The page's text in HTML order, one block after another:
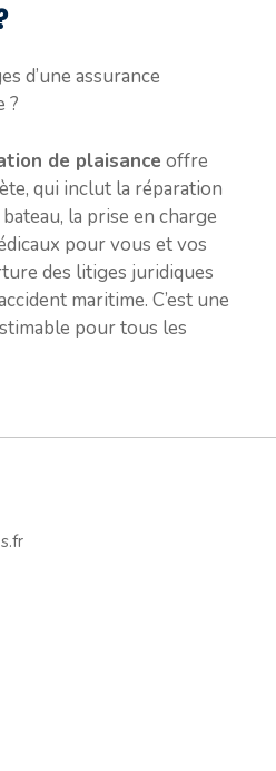
d’une assurance
?
de plaisance offre
qui inclut la réparation
la prise en charge
pour vous et vos
des litiges juridiques
maritime. C’est une
pour tous les